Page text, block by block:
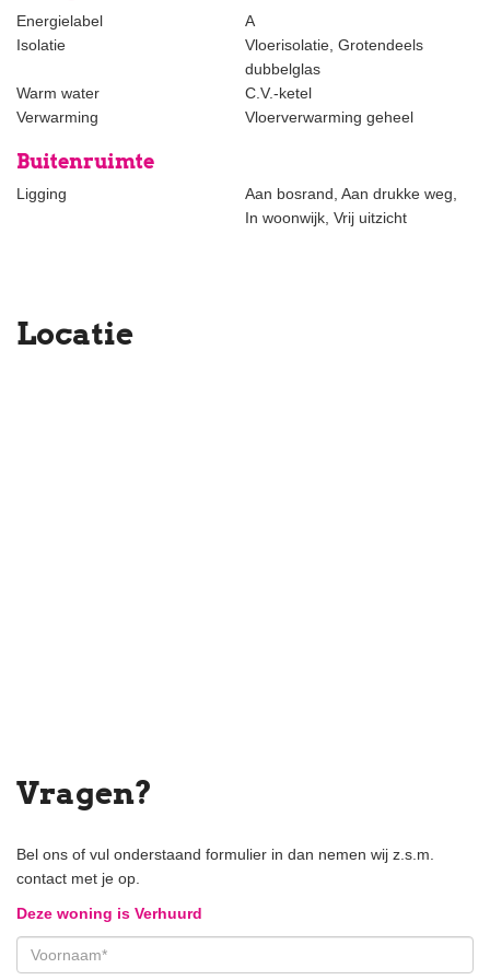
daarvan.
Energielabel
A
Isolatie
Vloerisolatie, Grotendeels
dubbelglas
Warm water
C.V.-ketel
Verwarming
Vloerverwarming geheel
Buitenruimte
Ligging
Aan bosrand, Aan drukke weg,
In woonwijk, Vrij uitzicht
Locatie
Vragen?
Bel ons of vul onderstaand formulier in dan nemen wij z.s.m.
contact met je op.
Deze woning is Verhuurd